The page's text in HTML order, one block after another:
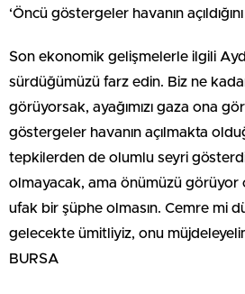
‘Öncü göstergeler havanın
Son ekonomik gelişmelerle ilgili
sürdüğümüzü farz edin. Biz ne
görüyorsak, ayağımızı gaza ona
göstergeler havanın açılmakta
tepkilerden de olumlu seyri
olmayacak, ama önümüzü görüyor
ufak bir şüphe olmasın. Cemre mi
gelecekte ümitliyiz, onu
BURSA